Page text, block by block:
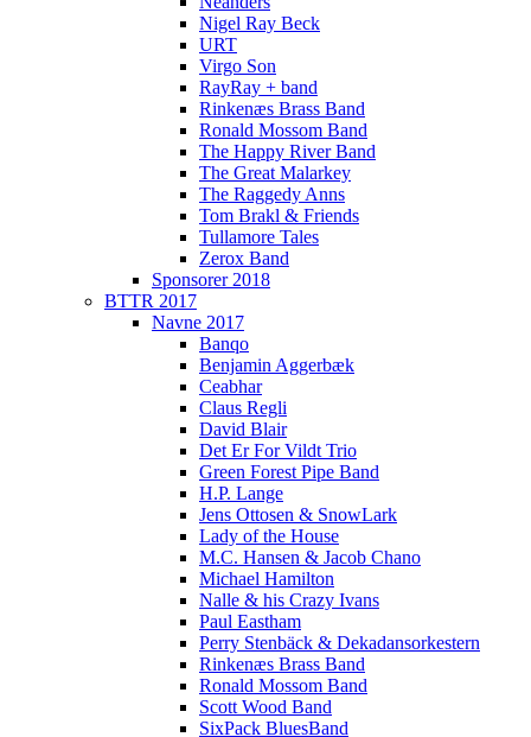
Nigel Ray Beck
URT
Virgo Son
RayRay + band
Rinkenæs Brass Band
Ronald Mossom Band
The Happy River Band
The Great Malarkey
The Raggedy Anns
Tom Brakl & Friends
Tullamore Tales
Zerox Band
Sponsorer 2018
BTTR 2017
Navne 2017
Banqo
Benjamin Aggerbæk
Ceabhar
Claus Regli
David Blair
Det Er For Vildt Trio
Green Forest Pipe Band
H.P. Lange
Jens Ottosen & SnowLark
Lady of the House
M.C. Hansen & Jacob Chano
Michael Hamilton
Nalle & his Crazy Ivans
Paul Eastham
Perry Stenbäck & Dekadansorkestern
Rinkenæs Brass Band
Ronald Mossom Band
Scott Wood Band
SixPack BluesBand